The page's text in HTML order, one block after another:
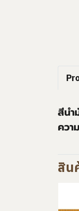
สีนำ
ควา
สิน